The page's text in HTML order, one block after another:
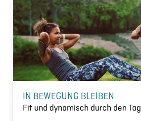
IN BEWEGUNG BLEIBEN
Fit und dynamisch durch den Tag